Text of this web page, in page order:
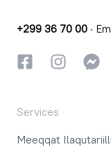
+299 36 70 00 ·
FacebookkiInstagrammi
Services
Meeqqat